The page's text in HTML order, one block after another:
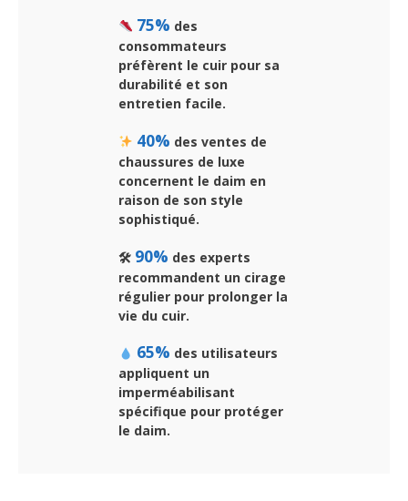
75% des
consommateurs
préfèrent le cuir pour sa
durabilité et son
entretien facile.
40% des ventes de
chaussures de luxe
concernent le daim en
raison de son style
sophistiqué.
🛠 90% des experts
recommandent un cirage
régulier pour prolonger la
vie du cuir.
65% des utilisateurs
appliquent un
imperméabilisant
spécifique pour protéger
le daim.